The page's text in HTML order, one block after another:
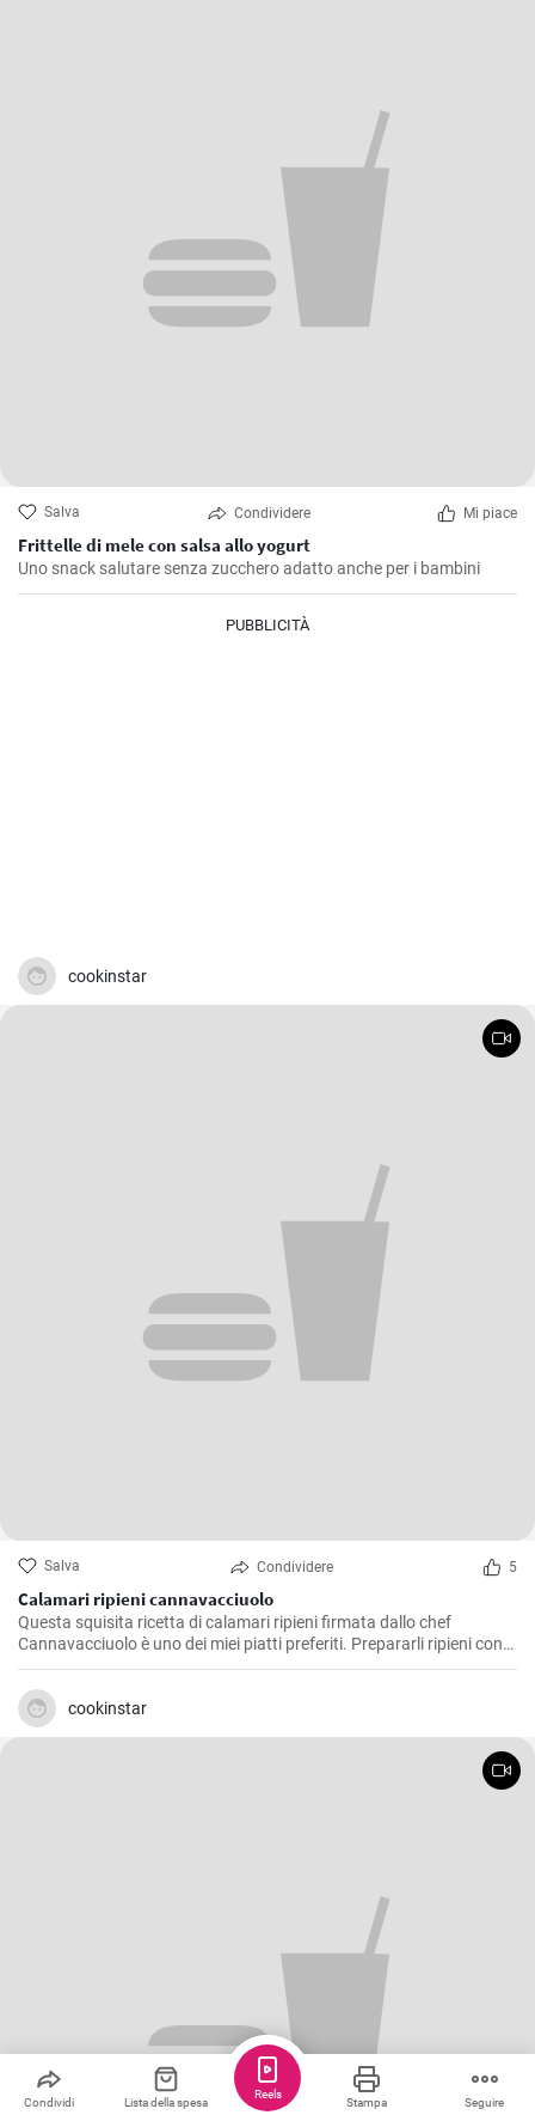
Salva Condividere Mi piace
Frittelle di mele con salsa allo yogurt
Uno snack salutare senza zucchero adatto anche per i bambini
PUBBLICITÀ
cookinstar
Salva Condividere 5
Calamari ripieni cannavacciuolo
Questa squisita ricetta di calamari ripieni firmata dallo chef
Cannavacciuolo è uno dei miei piatti preferiti. Prepararli ripieni con
aromi, pane raffermo e prezzemolo è un'ideale miscela di sapori di
mare e terra e poi cotta al forno dona un delizioso ed equilibrato
soddisfazione al palato. E' un piatto che preferisco servire come
antipasto durante le festività, ma è ottimo anche come secondo
cookinstar
Condividi Lista della spesa Stampa Seguire
Reels